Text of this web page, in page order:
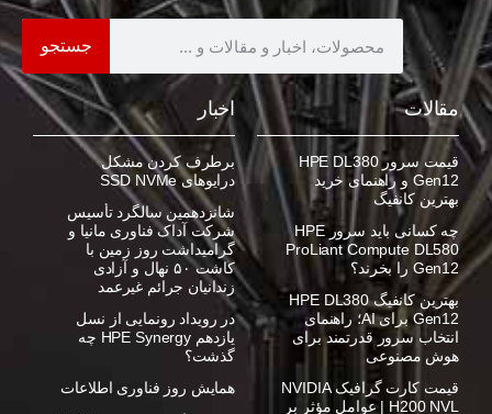
جستجو
مقالات
قیمت سرور HPE DL380
Gen12 و راهنمای خرید
بهترین کانفیگ
چه کسانی باید سرور HPE
ProLiant Compute DL580
Gen12 را بخرند؟
بهترین کانفیگ HPE DL380
Gen12 برای AI؛ راهنمای
انتخاب سرور قدرتمند برای
هوش مصنوعی
قیمت کارت گرافیک NVIDIA
H200 NVL | عوامل مؤثر بر
اخبار
برطرف کردن مشکل
درایوهای SSD NVMe
شانزدهمین سالگرد تأسیس
شرکت آداک فناوری مانیا و
گرامیداشت روز زمین با
کاشت ۵۰ نهال و آزادی
زندانیان جرائم غیرعمد
در رویداد رونمایی از نسل
یازدهم HPE Synergy چه
گذشت؟
همایش روز فناوری اطلاعات